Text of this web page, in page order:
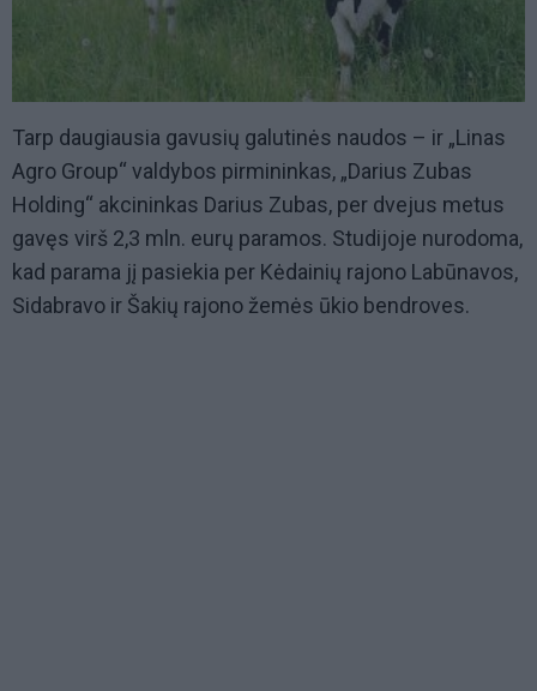
Tarp daugiausia gavusių galutinės naudos – ir „Linas
Agro Group“ valdybos pirmininkas, „Darius Zubas
Holding“ akcininkas Darius Zubas, per dvejus metus
gavęs virš 2,3 mln. eurų paramos. Studijoje nurodoma,
kad parama jį pasiekia per Kėdainių rajono Labūnavos,
Sidabravo ir Šakių rajono žemės ūkio bendroves.